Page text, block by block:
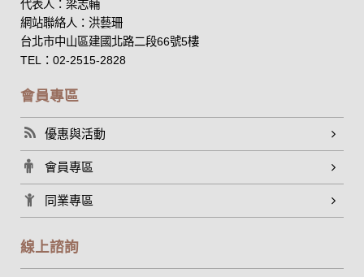
代表人：梁志輔
網站聯絡人：洪藝珊
台北市中山區建國北路二段66號5樓
TEL：02-2515-2828
會員專區
優惠與活動
會員專區
同業專區
線上諮詢